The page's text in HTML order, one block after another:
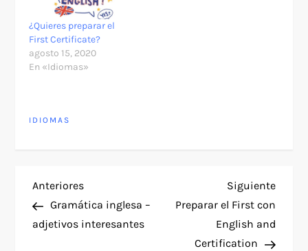
¿Quieres preparar el
First Certificate?
agosto 15, 2020
En «Idiomas»
IDIOMAS
N
a
Entrada
anterior
Anteriores
Gramática inglesa –
adjetivos interesantes
Siguiente
Preparar el First con
English and
Certification